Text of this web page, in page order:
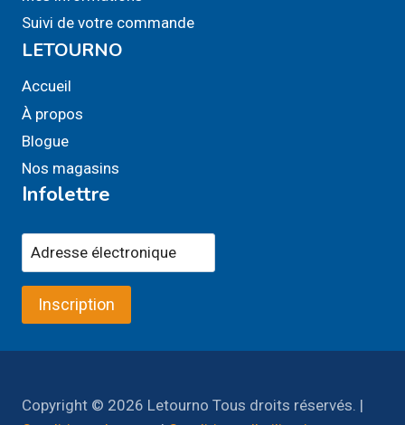
Suivi de votre commande
LETOURNO
Accueil
À propos
Blogue
Nos magasins
Infolettre
Inscription
Copyright © 2026 Letourno Tous droits réservés. |